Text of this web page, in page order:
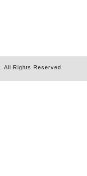
. All Rights Reserved.